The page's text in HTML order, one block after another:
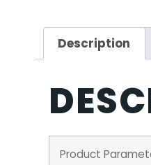
Description
Product